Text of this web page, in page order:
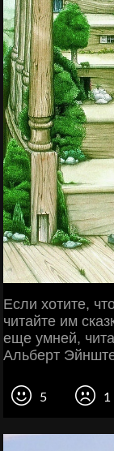
Если хотите,
читайте им
еще умней,
Альберт
5 1